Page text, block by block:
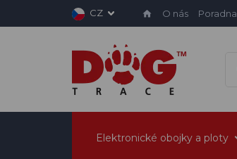
CZ O nás Poradna
Elektronické obojky a ploty